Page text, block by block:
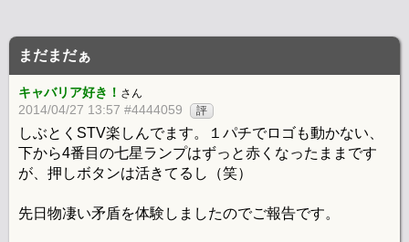
まだまだぁ
キャバリア好き！ さん
2014/04/27 13:57 #4444059 評
しぶとくSTV楽しんでます。１パチでロゴも動かない、
下から4番目の七星ランプはずっと赤くなったままです
が、押しボタンは活きてるし（笑）
先日物凄い矛盾を体験しましたのでご報告です。